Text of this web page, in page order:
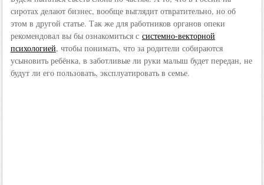
сиротах делают бизнес, вообще выглядит отвратительно, но об
этом в другой статье. Так же для работников органов опеки
рекомендовал вы бы ознакомиться с системно-векторной
психологией, чтобы понимать, что за родители собираются
усыновить ребёнка, в заботливые ли руки малыш будет передан, не
будут ли его пользовать, эксплуатировать в семье.